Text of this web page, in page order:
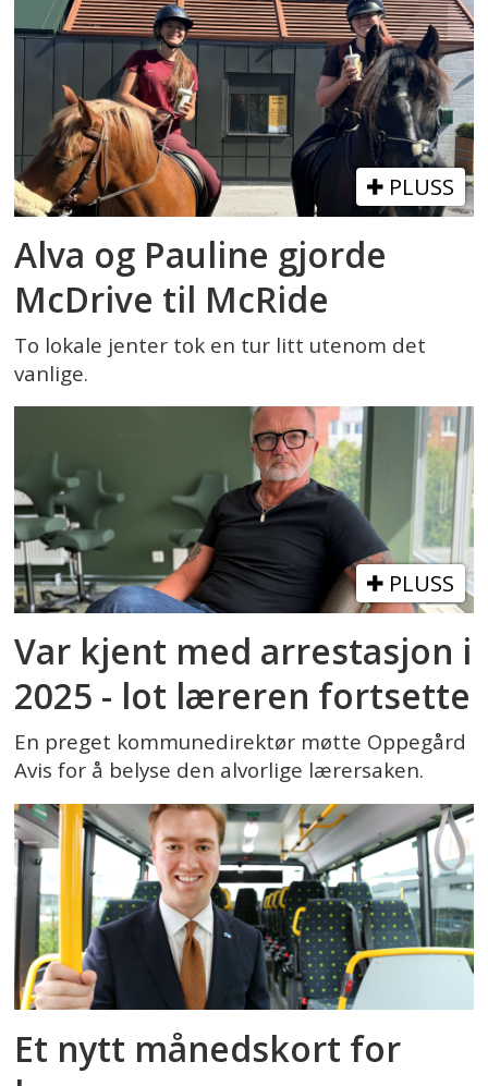
PLUSS
Alva og Pauline gjorde
McDrive til McRide
To lokale jenter tok en tur litt utenom det
vanlige.
PLUSS
Var kjent med arrestasjon i
2025 - lot læreren fortsette
En preget kommunedirektør møtte Oppegård
Avis for å belyse den alvorlige lærersaken.
Et nytt månedskort for